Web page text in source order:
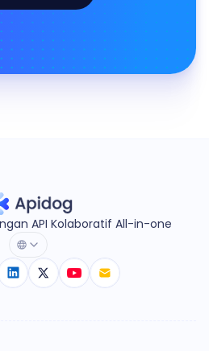
API Kolaboratif All-in-one